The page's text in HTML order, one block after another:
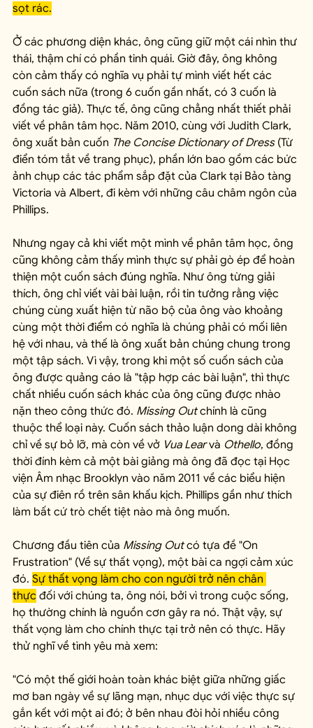
sọt rác.
Ở các phương diện khác, ông cũng giữ một cái nhìn thư
thái, thậm chí có phần tinh quái. Giờ đây, ông không
còn cảm thấy có nghĩa vụ phải tự mình viết hết các
cuốn sách nữa (trong 6 cuốn gần nhất, có 3 cuốn là
đồng tác giả). Thực tế, ông cũng chẳng nhất thiết phải
viết về phân tâm học. Năm 2010, cùng với Judith Clark,
ông xuất bản cuốn The Concise Dictionary of Dress (Từ
điển tóm tắt về trang phục), phần lớn bao gồm các bức
ảnh chụp các tác phẩm sắp đặt của Clark tại Bảo tàng
Victoria và Albert, đi kèm với những câu châm ngôn của
Phillips.
Nhưng ngay cả khi viết một mình về phân tâm học, ông
cũng không cảm thấy mình thực sự phải gò ép để hoàn
thiện một cuốn sách đúng nghĩa. Như ông từng giải
thích, ông chỉ viết vài bài luận, rồi tin tưởng rằng việc
chúng cùng xuất hiện từ não bộ của ông vào khoảng
cùng một thời điểm có nghĩa là chúng phải có mối liên
hệ với nhau, và thế là ông xuất bản chúng chung trong
một tập sách. Vì vậy, trong khi một số cuốn sách của
ông được quảng cáo là "tập hợp các bài luận", thì thực
chất nhiều cuốn sách khác của ông cũng được nhào
nặn theo công thức đó. Missing Out chính là cũng
thuộc thể loại này. Cuốn sách thảo luận dong dài không
chỉ về sự bỏ lỡ, mà còn về vở Vua Lear và Othello, đồng
thời đính kèm cả một bài giảng mà ông đã đọc tại Học
viện Âm nhạc Brooklyn vào năm 2011 về các biểu hiện
của sự điên rồ trên sân khấu kịch. Phillips gần như thích
làm bất cứ trò chết tiệt nào mà ông muốn.
Chương đầu tiên của Missing Out có tựa đề "On
Frustration" (Về sự thất vọng), một bài ca ngợi cảm xúc
đó. Sự thất vọng làm cho con người trở nên chân
thực đối với chúng ta, ông nói, bởi vì trong cuộc sống,
họ thường chính là nguồn cơn gây ra nó. Thật vậy, sự
thất vọng làm cho chính thực tại trở nên có thực. Hãy
thử nghĩ về tình yêu mà xem:
"Có một thế giới hoàn toàn khác biệt giữa những giấc
mơ ban ngày về sự lãng mạn, nhục dục với việc thực sự
gắn kết với một ai đó; ở bên nhau đòi hỏi nhiều công